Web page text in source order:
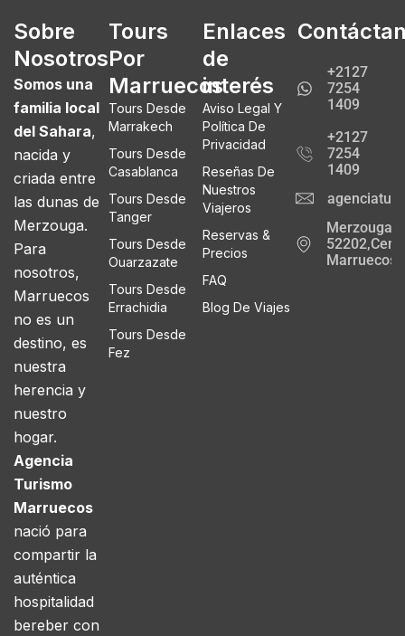
Sobre
Nosotros
Somos una
familia local
del Sahara,
nacida y
criada entre
las dunas de
Merzouga.
Para
nosotros,
Marruecos
no es un
destino, es
nuestra
herencia y
nuestro
hogar.
Agencia
Turismo
Marruecos
nació para
compartir la
auténtica
hospitalidad
bereber con
Tours
Por
Marruecos
Tours Desde
Marrakech
Tours Desde
Casablanca
Tours Desde
Tanger
Tours Desde
Ouarzazate
Tours Desde
Errachidia
Tours Desde
Fez
Enlaces
de
interés
Aviso Legal Y
Política De
Privacidad
Reseñas De
Nuestros
Viajeros
Reservas &
Precios
FAQ
Blog De Viajes
+2127
7254
1409
+2127
7254
1409
Merzouga
Marruecos